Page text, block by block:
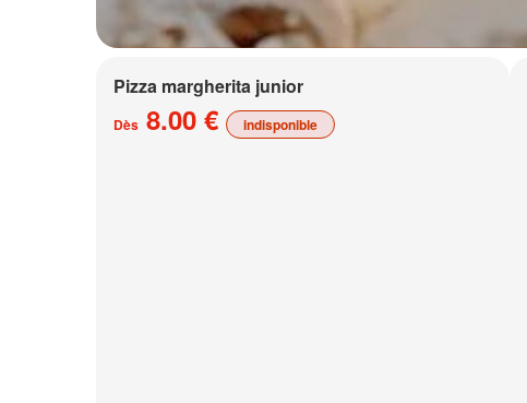
Pizza margherita junior
Dès 8.00 € indisponible